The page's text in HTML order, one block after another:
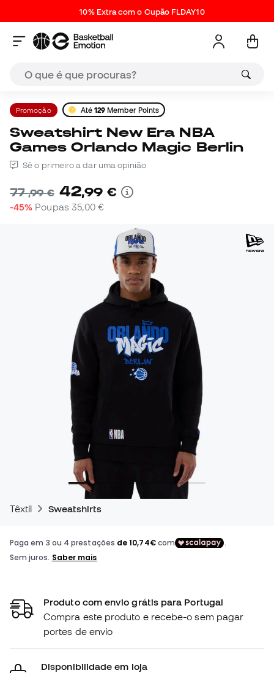
10% Extra com o Cupão FLDAY10
Promoção Até 129 Member Points
Sweatshirt New Era NBA
Games Orlando Magic Berlin
Sê o primeiro a dar uma opinião
77,99 € 42,99 €
-45% Poupas 35,00 €
Têxtil Sweatshirts
Produto com envio grátis para Portugal
Compra este produto e recebe-o sem pagar
portes de envio
Disponibilidade em loja